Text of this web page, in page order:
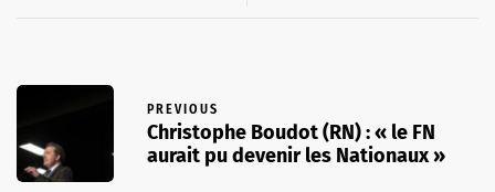
PREVIOUS
Christophe Boudot (RN) : « le FN
aurait pu devenir les Nationaux »